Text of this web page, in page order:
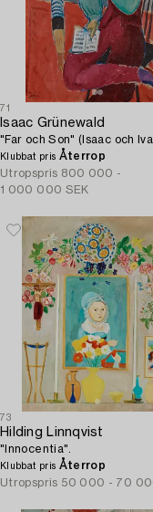
71
Isaac Grünewald
"Far och Son" (Isaac och
Klubbat pris Återrop
Utropspris 800 000 -
1 000 000 SEK
73
Hilding Linnqvist
"Innocentia".
Klubbat pris Återrop
Utropspris 50 000 - 70